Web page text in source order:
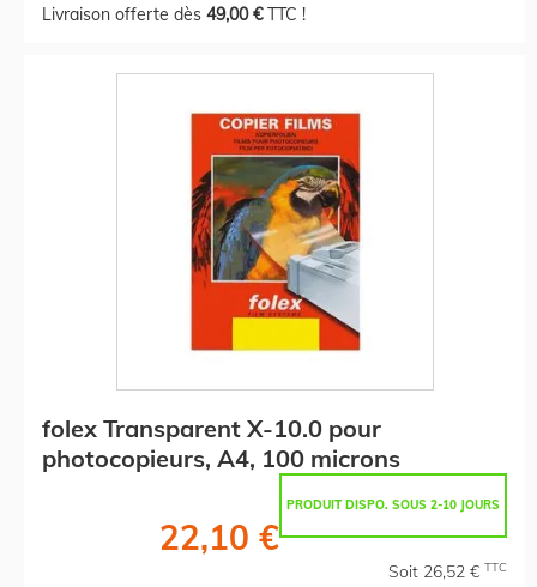
Livraison offerte dès 49,00 €TTC !
folex Transparent X-10.0 pour
photocopieurs, A4, 100 microns
PRODUIT DISPO. SOUS 2-10 JOURS
22,10 €
Soit 26,52 € TTC